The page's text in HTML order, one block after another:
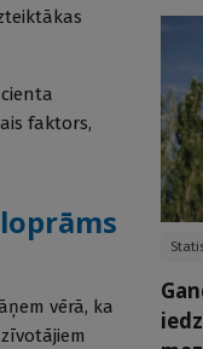
faktors,
vērā, ka